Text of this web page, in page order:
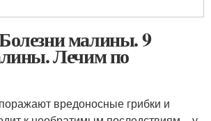
малины. 9
Лечим по
вредоносные грибки и